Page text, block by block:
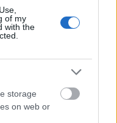
of my
with the
storage
on web or
οι
– Τι
416
- Πού κάνετε